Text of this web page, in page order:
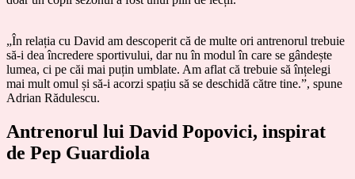
„În relația cu David am descoperit că de multe ori antrenorul trebuie
să-i dea încredere sportivului, dar nu în modul în care se gândește
lumea, ci pe căi mai puțin umblate. Am aflat că trebuie să înțelegi
mai mult omul și să-i acorzi spațiu să se deschidă către tine.”, spune
Adrian Rădulescu.
Antrenorul lui David Popovici, inspirat
de Pep Guardiola